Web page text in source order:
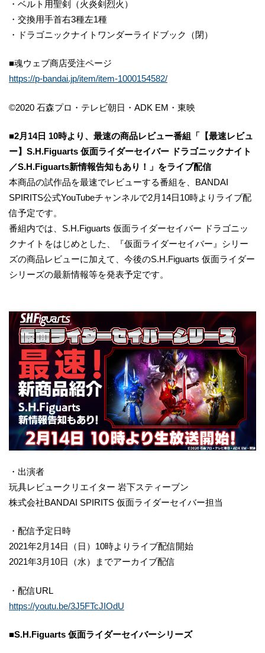
・ベルト用聖剣（火炎剣烈火）
・交換用手首右3種左1種
・ドラゴニックナイトワンダーライドブック（閉）
■魂ウェブ商店受注ページ
https://p-bandai.jp/item/item-1000154582/
©2020 石森プロ・テレビ朝日・ADK EM・東映
■2月14日 10時より、最速の商品レビュー番組「【最速レビュ
ー】S.H.Figuarts 仮面ライダーセイバー ドラゴニックナイト
／S.H.Figuarts新情報告知もあり！」をライブ配信
本商品の試作品を最速でレビューする番組を、BANDAI
SPIRITS公式YouTubeチャンネルで2月14日10時よりライブ配
信予定です。
番組内では、S.H.Figuarts 仮面ライダーセイバー ドラゴニッ
クナイトをはじめとした、『仮面ライダーセイバー』シリー
ズの商品レビューに加えて、今後のS.H.Figuarts 仮面ライダー
シリーズの最新情報等を発表予定です。
・出演者
玩具レビュークリエイター 岩下スティーブン
株式会社BANDAI SPIRITS 仮面ライダーセイバー担当
・配信予定日時
2021年2月14日（日）10時よりライブ配信開始
2021年3月10日（水）までアーカイブ配信
・配信URL
https://youtu.be/3J5FTcJIOdU
■S.H.Figuarts 仮面ライダーセイバーシリーズ